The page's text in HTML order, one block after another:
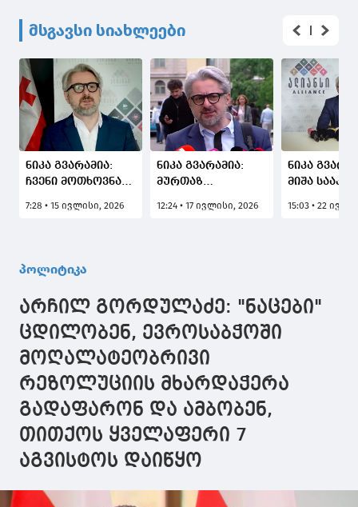
მსგავსი სიახლეები
ნიკა გვარამია:
ჩვენი მოთხოვნაა,
მოვიახლოვოთ ის,
კობახიძემ
დაგიჭერო - ჩვენ
უნდა გვეყოს
მოთმინება
7:28 • 15 ივლისი, 2026
ნიკა გვარამია:
მურთაზ
დაკავშირებით
დახმარების
გარეშე, არაა
საჭირო
პოლიტიკური
სარჩულის
მიკერება
12:24 • 17 ივლისი, 2026
ნიკა
მიშა
პატიმართა
და იმედი
15:03 • 22
პოლიტიკა
არჩილ გორდულაძე: "ნაცები"
ცდილობენ, ევროსაბჭოში
მოღალატეობრივი
რეზოლუციის მხარდაჭერა
გადაფარონ და ამბობენ,
თითქოს ყველაფერი 7
აგვისტოს დაიწყო